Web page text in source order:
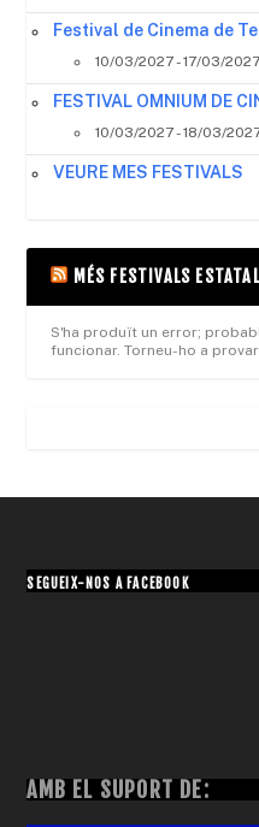
Festival de Cinema de
10/03/2027 - 17/03/2027
FESTIVAL OMNIUM DE
10/03/2027 - 18/03/
VEURE MES FESTIVALS
MÉS FESTIVALS
S'ha produït un error;
funcionar. Torneu-ho a
SEGUEIX-NOS A FACEBOOK
AMB EL SUPORT DE: